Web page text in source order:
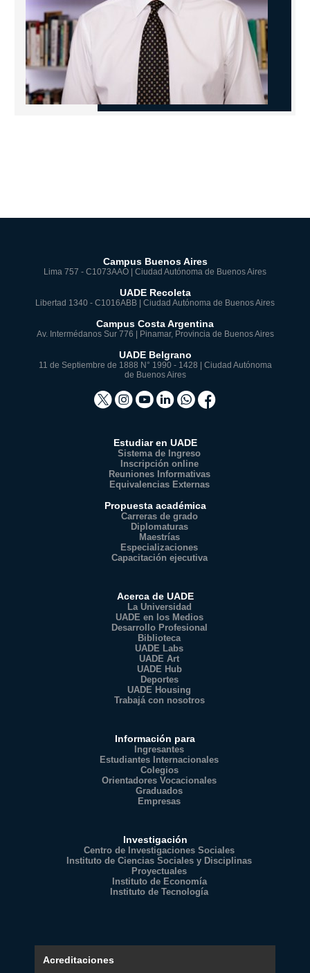
Campus Buenos Aires
Lima 757 - C1073AAO | Ciudad Autónoma de Buenos Aires
UADE Recoleta
Libertad 1340 - C1016ABB | Ciudad Autónoma de Buenos Aires
Campus Costa Argentina
Av. Intermédanos Sur 776 | Pinamar, Provincia de Buenos Aires
UADE Belgrano
11 de Septiembre de 1888 N° 1990 - 1428 | Ciudad Autónoma
de Buenos Aires
Estudiar en UADE
Sistema de Ingreso
Inscripción online
Reuniones Informativas
Equivalencias Externas
Propuesta académica
Carreras de grado
Diplomaturas
Maestrías
Especializaciones
Capacitación ejecutiva
Acerca de UADE
La Universidad
UADE en los Medios
Desarrollo Profesional
Biblioteca
UADE Labs
UADE Art
UADE Hub
Deportes
UADE Housing
Trabajá con nosotros
Información para
Ingresantes
Estudiantes Internacionales
Colegios
Orientadores Vocacionales
Graduados
Empresas
Investigación
Centro de Investigaciones Sociales
Instituto de Ciencias Sociales y Disciplinas
Proyectuales
Instituto de Economía
Instituto de Tecnología
Acreditaciones